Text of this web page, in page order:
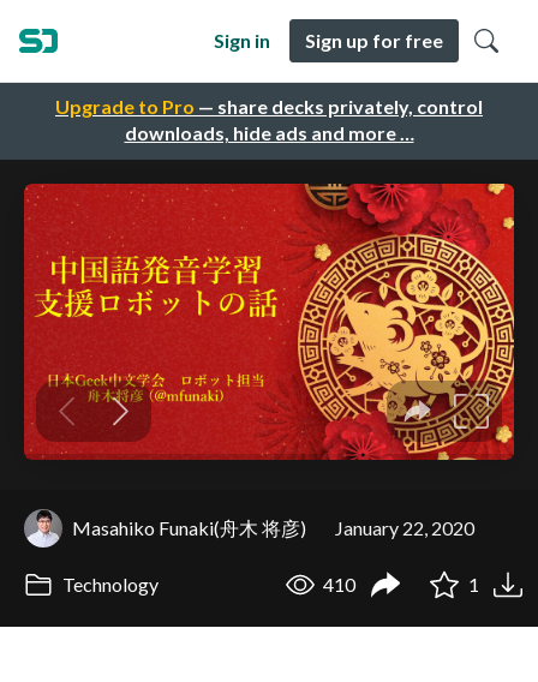
Upgrade to Pro — share decks privately, control
downloads, hide ads and more …
Sign in Sign up for free
Masahiko Funaki(舟木 将彦) January 22, 2020
Technology 410 1